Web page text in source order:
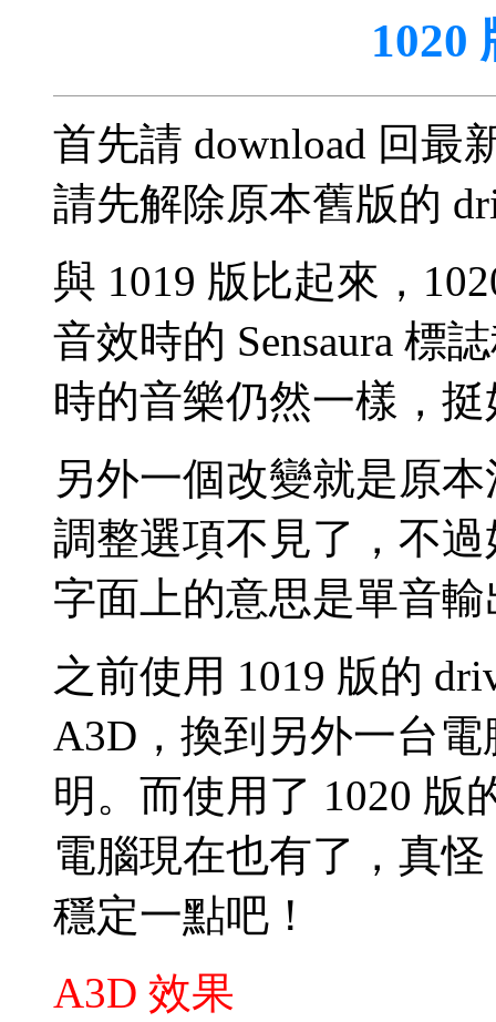
1020
首先請 download 回最
請先解除原本舊版的
與 1019 版比起來，
音效時的 Sensaura 標
時的音樂仍然一樣，
另外一個改變就是原
調整選項不見了，不
字面上的意思是單音
之前使用 1019 版的
A3D，換到另外一台
明。而使用了 1020 版
電腦現在也有了，真
穩定一點吧！
A3D 效果